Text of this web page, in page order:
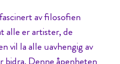
av filosofien
alle er artister, de
vil la alle uavhengig av